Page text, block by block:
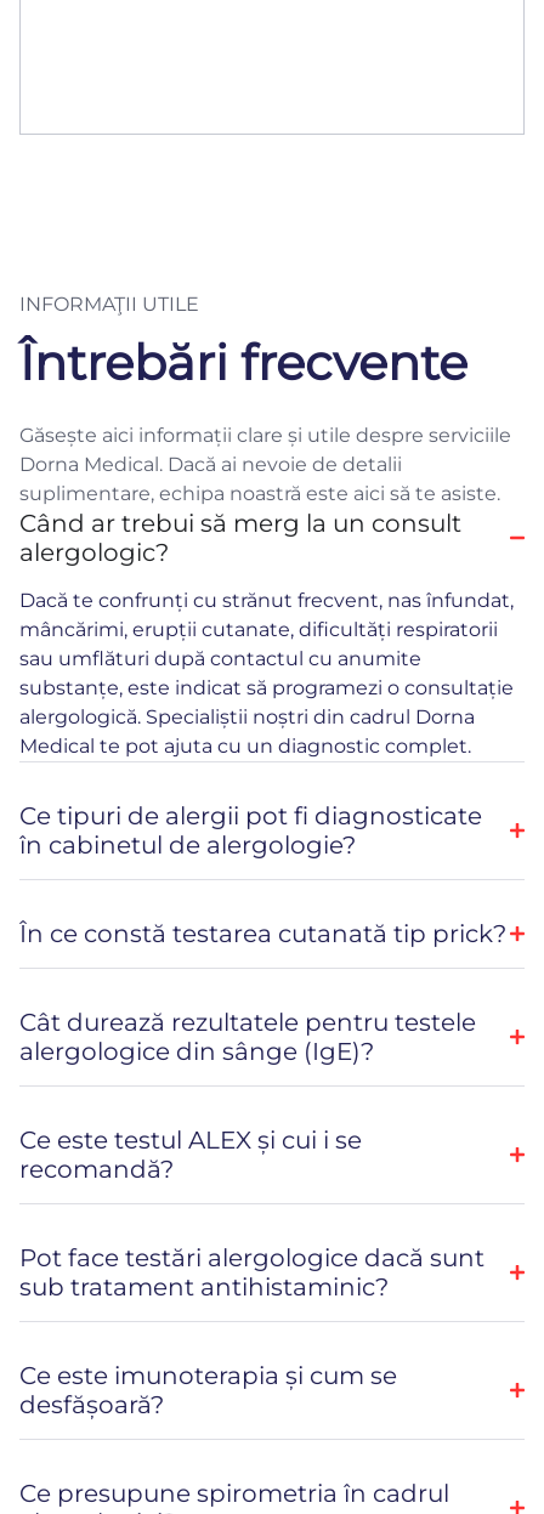
INFORMAŢII UTILE
Întrebări frecvente
Găsește aici informații clare și utile despre serviciile
Dorna Medical. Dacă ai nevoie de detalii
suplimentare, echipa noastră este aici să te asiste.
Când ar trebui să merg la un consult
alergologic?
Dacă te confrunți cu strănut frecvent, nas înfundat,
mâncărimi, erupții cutanate, dificultăți respiratorii
sau umflături după contactul cu anumite
substanțe, este indicat să programezi o consultație
alergologică. Specialiștii noștri din cadrul Dorna
Medical te pot ajuta cu un diagnostic complet.
Ce tipuri de alergii pot fi diagnosticate
în cabinetul de alergologie?
În ce constă testarea cutanată tip prick?
Cât durează rezultatele pentru testele
alergologice din sânge (IgE)?
Ce este testul ALEX și cui i se
recomandă?
Pot face testări alergologice dacă sunt
sub tratament antihistaminic?
Ce este imunoterapia și cum se
desfășoară?
Ce presupune spirometria în cadrul